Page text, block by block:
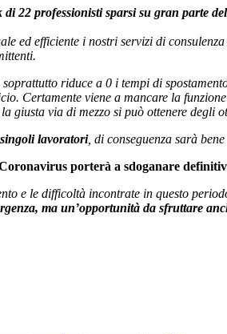
22 professionisti sparsi su gran parte
ed efficiente i nostri servizi di
, soprattutto riduce a 0 i tempi di
Certamente viene a mancare la
giusta via di mezzo si può ottenere degli
lavoratori, di conseguenza sarà
porterà a sdoganare
e le difficoltà incontrate in questo
ma un’opportunità da sfruttare